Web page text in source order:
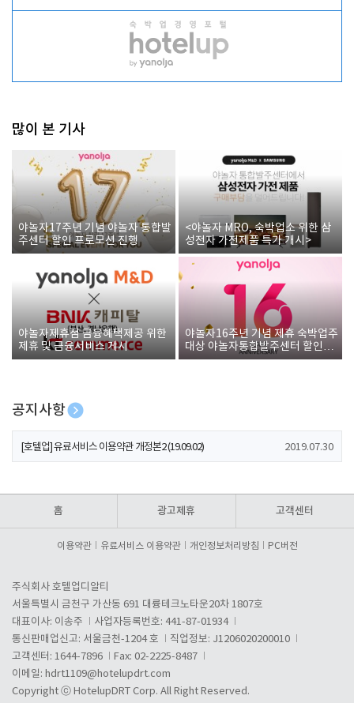
많이 본 기사
야놀자17주년 기념 야놀자 통합발
주센터 할인 프로모션 진행
<야놀자 MRO, 숙박업소 위한 삼
성전자 가전제품 특가 개시>
야놀자제휴점 금융혜택제공 위한
제휴 및 금융서비스 게시
야놀자16주년 기념 제휴 숙박업주
대상 야놀자통합발주센터 할인쿠
폰 증정
공지사항
[호텔업] 개인정보 처리방침 개정본1 (19.09.02)
[호텔업] 유료서비스 이용약관 개정본2 (19.09.02) 2019.07.30
홈 광고제휴 고객센터
이용약관 유료서비스 이용약관 개인정보처리방침 PC버전
주식회사 호텔업디알티
서울특별시 금천구 가산동 691 대륭테크노타운20차 1807호
대표이사: 이송주
사업자등록번호: 441-87-01934
통신판매업신고: 서울금천-1204 호
직업정보: J1206020200010
고객센터: 1644-7896
Fax: 02-2225-8487
이메일: hdrt1109@hotelupdrt.com
Copyright ⓒ HotelupDRT Corp. All Right Reserved.